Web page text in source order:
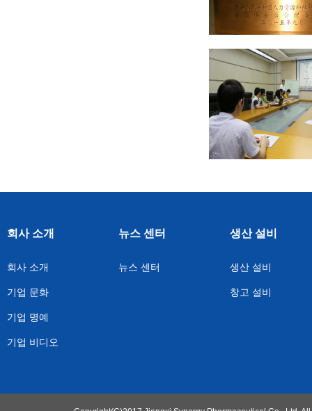
회사 소개
회사 소개
기업 문화
기업 명예
기업 비디오
뉴스 센터
뉴스 센터
생산 설비
생산 설비
창고 설비